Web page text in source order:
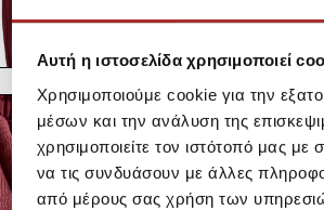
Αυτή η ιστοσελίδα χρησιμοποιεί
Χρησιμοποιούμε cookie για την
μέσων και την ανάλυση της
χρησιμοποιείτε τον ιστότοπό μας
να τις συνδυάσουν με άλλες
από μέρους σας χρήση των